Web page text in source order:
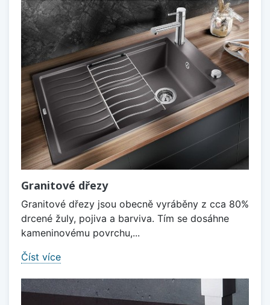
Granitové dřezy
Granitové dřezy jsou obecně vyráběny z cca 80%
drcené žuly, pojiva a barviva. Tím se dosáhne
kameninovému povrchu,...
Číst více